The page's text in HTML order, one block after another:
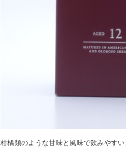
柑橘類のような甘味と風味で飲みやす